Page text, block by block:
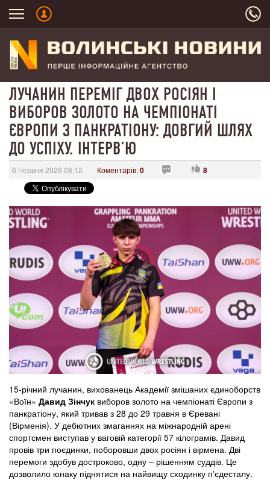
ЛУЧАНИН ПЕРЕМІГ ДВОХ РОСІЯН І
ВИБОРОВ ЗОЛОТО НА ЧЕМПІОНАТІ
ЄВРОПИ З ПАНКРАТІОНУ: ДОВГИЙ ШЛЯХ
ДО УСПІХУ. ІНТЕРВʼЮ
6 Червня 2026 08:12 Коментарів:0 8
15-річний лучанин, вихованець Академії змішаних єдиноборств
«Воїн» Давид Зінчук виборов золото на чемпіонаті Європи з
панкратіону, який тривав з 28 до 29 травня в Єревані
(Вірменія). У дебютних змаганнях на міжнародній арені
спортсмен виступав у ваговій категорії 57 кілограмів. Давид
провів три поєдинки, поборовши двох росіян і вірмена. Дві
перемоги здобув достроково, одну – рішенням суддів. Це
дозволило юнаку піднятися на найвищу сходинку пʼєдесталу.